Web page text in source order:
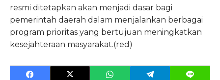
resmi ditetapkan akan menjadi dasar bagi
pemerintah daerah dalam menjalankan berbagai
program prioritas yang bertujuan meningkatkan
kesejahteraan masyarakat.(red)